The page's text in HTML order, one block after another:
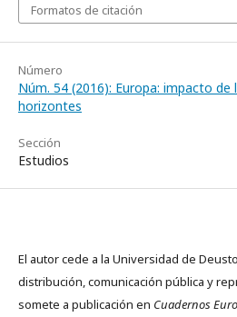
Formatos de citación
Número
Núm. 54 (2016): Europa: impacto de
horizontes
Sección
Estudios
El autor cede a la Universidad de
distribución, comunicación pública y
somete a publicación en Cuadernos